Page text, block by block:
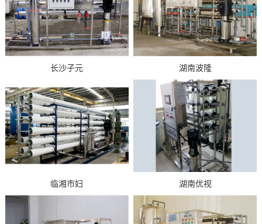
长沙子元 湖南波隆
临湘市妇 湖南优视